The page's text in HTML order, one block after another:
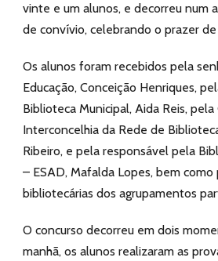
vinte e um alunos, e decorreu num
de convívio, celebrando o prazer
Os alunos foram recebidos pela
Educação, Conceição Henriques,
Biblioteca Municipal, Aida Reis,
Interconcelhia da Rede de
Ribeiro, e pela responsável pela
– ESAD, Mafalda Lopes, bem como
bibliotecárias dos agrupamentos
O concurso decorreu em dois
manhã, os alunos realizaram as